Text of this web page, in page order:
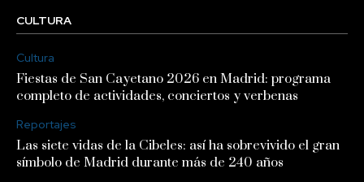
CULTURA
Cultura
Fiestas de San Cayetano 2026 en Madrid: programa
completo de actividades, conciertos y verbenas
Reportajes
Las siete vidas de la Cibeles: así ha sobrevivido el gran
símbolo de Madrid durante más de 240 años